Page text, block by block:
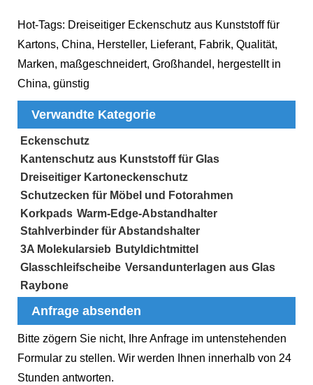
Hot-Tags: Dreiseitiger Eckenschutz aus Kunststoff für
Kartons, China, Hersteller, Lieferant, Fabrik, Qualität,
Marken, maßgeschneidert, Großhandel, hergestellt in
China, günstig
Verwandte Kategorie
Eckenschutz
Kantenschutz aus Kunststoff für Glas
Dreiseitiger Kartoneckenschutz
Schutzecken für Möbel und Fotorahmen
Korkpads Warm-Edge-Abstandhalter
Stahlverbinder für Abstandshalter
3A Molekularsieb Butyldichtmittel
Glasschleifscheibe Versandunterlagen aus Glas
Raybone
Anfrage absenden
Bitte zögern Sie nicht, Ihre Anfrage im untenstehenden
Formular zu stellen. Wir werden Ihnen innerhalb von 24
Stunden antworten.